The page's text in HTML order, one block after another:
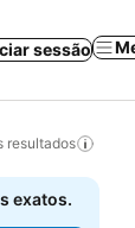
sessão
resultados
exatos.